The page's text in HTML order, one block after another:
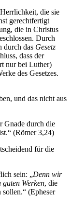
die sie
gerechtfertigt
die in Christus
Durch
durch das Gesetz
dass der
nur bei Luther)
des Gesetzes.
und das nicht aus
Gnade durch die
(Römer 3,24)
für die
sein: „Denn wir
guten Werken, die
(Epheser